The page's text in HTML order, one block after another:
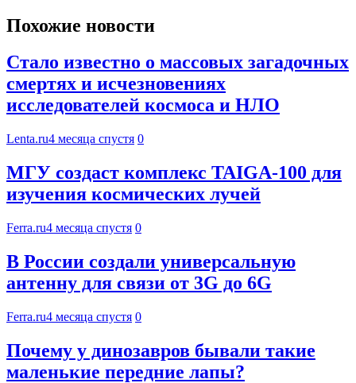
Похожие новости
Стало известно о массовых загадочных
смертях и исчезновениях
исследователей космоса и НЛО
Lenta.ru4 месяца спустя 0
МГУ создаст комплекс TAIGA-100 для
изучения космических лучей
Ferra.ru4 месяца спустя 0
В России создали универсальную
антенну для связи от 3G до 6G
Ferra.ru4 месяца спустя 0
Почему у динозавров бывали такие
маленькие передние лапы?